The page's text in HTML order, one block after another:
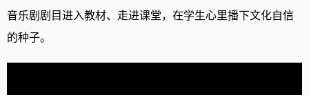
音乐剧剧目进入教材、走进课堂，在学生心里播下文化自信
的种子。